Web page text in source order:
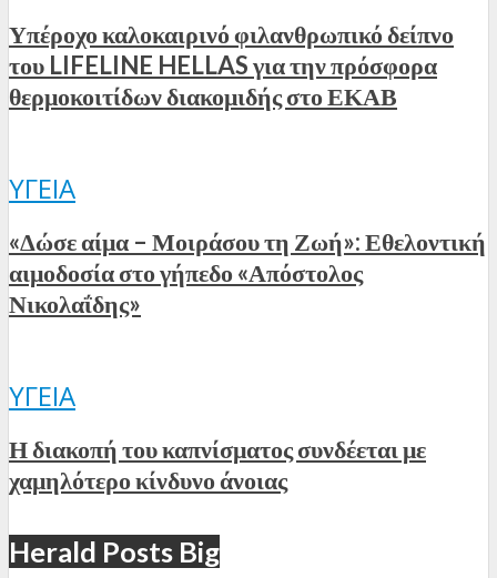
Υπέροχο καλοκαιρινό φιλανθρωπικό δείπνο
του LIFELINE HELLAS για την πρόσφορα
θερμοκοιτίδων διακομιδής στο ΕΚΑΒ
ΥΓΕΊΑ
«Δώσε αίμα – Μοιράσου τη Ζωή»: Εθελοντική
αιμοδοσία στο γήπεδο «Απόστολος
Νικολαΐδης»
ΥΓΕΊΑ
Η διακοπή του καπνίσματος συνδέεται με
χαμηλότερο κίνδυνο άνοιας
Herald Posts Big